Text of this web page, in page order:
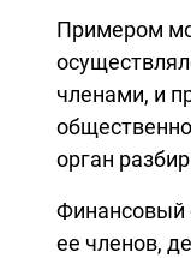
Примером
членами, и
орган
Финансовый
ее членов,